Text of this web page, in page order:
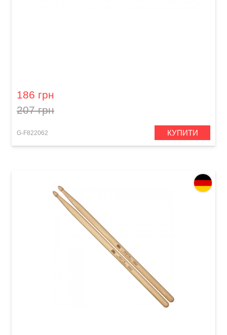
186 грн
207 грн
G-F822062 КУПИТИ